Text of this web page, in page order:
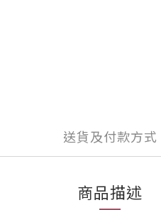
送貨及付款方式
商品描述